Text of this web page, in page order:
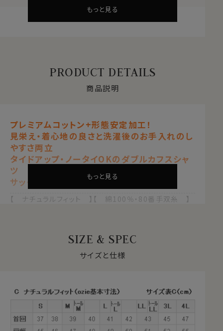
もっと見る
PRODUCT DETAILS
商品説明
プレミアムコットン+形態安定加工！
見栄え・着心地の良さと洗濯後のお手入れのし
やすさ両立
タイドアップ・ノータイOKのダブルカフスシャ
ツ
サックスブルー 青
【 ナチュラルフィット 】【 綿100％・80番手双糸 】
【 ダブルカフス 】【 長袖 】
の中でも世界トップレベルの長さを誇る、最高級のプレミ
アムコットンです。
このコットンは、古代ペルー発祥の代々受け継がれた伝
統的な農法で手摘みで丁寧に収穫され、その高い品質を
もっと見る
SIZE & SPEC
サイズと仕様